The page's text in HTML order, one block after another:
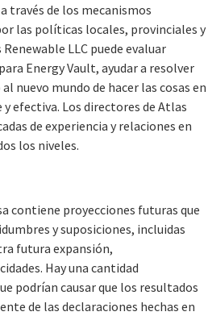
través de los mecanismos
las políticas locales, provinciales y
LLC puede evaluar
Energy Vault, ayudar a resolver
nuevo mundo de hacer las cosas en
efectiva. Los directores de Atlas
de experiencia y relaciones en
los niveles.
contiene proyecciones futuras que
y suposiciones, incluidas
futura expansión,
Hay una cantidad
podrían causar que los resultados
de las declaraciones hechas en